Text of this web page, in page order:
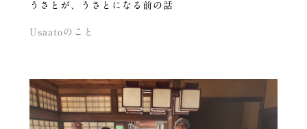
うさとが、うさとになる前の話
Usaatoのこと